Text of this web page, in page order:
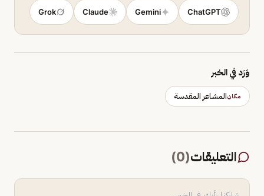
ChatGPT
Gemini
Claude
Grok
وَرَد في الخبر
مكانالمشاعر المقدسة
التعليقات(
0
)